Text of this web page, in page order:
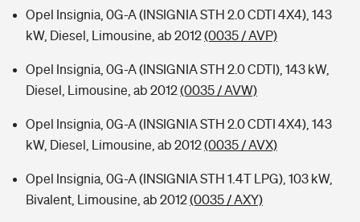
Opel Insignia, 0G-A (INSIGNIA STH 2.0 CDTI 4X4), 143
kW, Diesel, Limousine, ab 2012(0035 / AVP)
Opel Insignia, 0G-A (INSIGNIA STH 2.0 CDTI), 143 kW,
Diesel, Limousine, ab 2012(0035 / AVW)
Opel Insignia, 0G-A (INSIGNIA STH 2.0 CDTI 4X4), 143
kW, Diesel, Limousine, ab 2012(0035 / AVX)
Opel Insignia, 0G-A (INSIGNIA STH 1.4T LPG), 103 kW,
Bivalent, Limousine, ab 2012(0035 / AXY)